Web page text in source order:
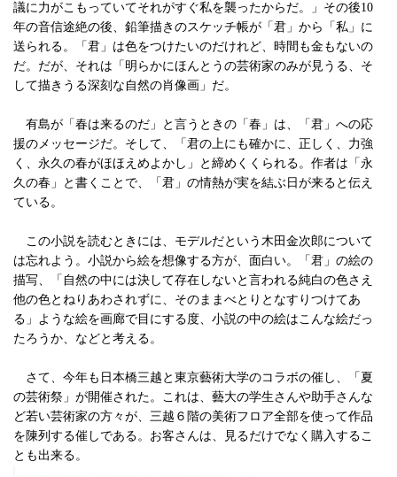
議に力がこもっていてそれがすぐ私を襲ったからだ。」その後10
年の音信途絶の後、鉛筆描きのスケッチ帳が「君」から「私」に
送られる。「君」は色をつけたいのだけれど、時間も金もないの
だ。だが、それは「明らかにほんとうの芸術家のみが見うる、そ
して描きうる深刻な自然の肖像画」だ。
有島が「春は来るのだ」と言うときの「春」は、「君」への応
援のメッセージだ。そして、「君の上にも確かに、正しく、力強
く、永久の春がほほえめよかし」と締めくくられる。作者は「永
久の春」と書くことで、「君」の情熱が実を結ぶ日が来ると伝え
ている。
この小説を読むときには、モデルだという木田金次郎について
は忘れよう。小説から絵を想像する方が、面白い。「君」の絵の
描写、「自然の中には決して存在しないと言われる純白の色さえ
他の色とねりあわされずに、そのままべとりとなすりつけてあ
る」ような絵を画廊で目にする度、小説の中の絵はこんな絵だっ
たろうか、などと考える。
さて、今年も日本橋三越と東京藝術大学のコラボの催し、「夏
の芸術祭」が開催された。これは、藝大の学生さんや助手さんな
ど若い芸術家の方々が、三越６階の美術フロア全部を使って作品
を陳列する催しである。お客さんは、見るだけでなく購入するこ
とも出来る。